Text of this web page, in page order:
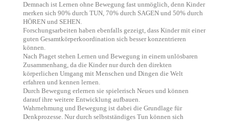
Demnach ist Lernen ohne Bewegung fast unmöglich, denn Kinder
merken sich 90% durch TUN, 70% durch SAGEN und 50% durch
HÖREN und SEHEN.
Forschungsarbeiten haben ebenfalls gezeigt, dass Kinder mit einer
guten Gesamtkörperkoordination sich besser konzentrieren
können.
Nach Piaget stehen Lernen und Bewegung in einem unlösbaren
Zusammenhang, da die Kinder nur durch den direkten
körperlichen Umgang mit Menschen und Dingen die Welt
erfahren und kennen lernen.
Durch Bewegung erlernen sie spielerisch Neues und können
darauf ihre weitere Entwicklung aufbauen.
Wahrnehmung und Bewegung ist dabei die Grundlage für
Denkprozesse. Nur durch selbstständiges Tun können sich